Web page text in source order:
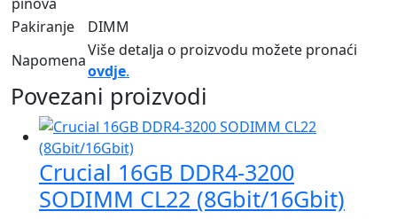
pinova
Pakiranje
DIMM
Napomena
Više detalja o proizvodu možete pronaći
ovdje.
Povezani proizvodi
Crucial 16GB DDR4-3200
SODIMM CL22 (8Gbit/16Gbit)